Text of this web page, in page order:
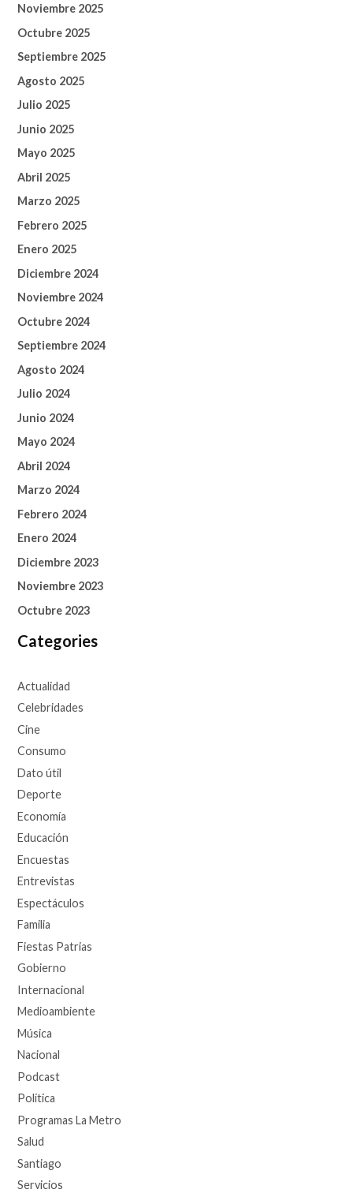
Noviembre 2025
Octubre 2025
Septiembre 2025
Agosto 2025
Julio 2025
Junio 2025
Mayo 2025
Abril 2025
Marzo 2025
Febrero 2025
Enero 2025
Diciembre 2024
Noviembre 2024
Octubre 2024
Septiembre 2024
Agosto 2024
Julio 2024
Junio 2024
Mayo 2024
Abril 2024
Marzo 2024
Febrero 2024
Enero 2024
Diciembre 2023
Noviembre 2023
Octubre 2023
Categories
Actualidad
Celebridades
Cine
Consumo
Dato útil
Deporte
Economía
Educación
Encuestas
Entrevistas
Espectáculos
Familia
Fiestas Patrias
Gobierno
Internacional
Medioambiente
Música
Nacional
Podcast
Política
Programas La Metro
Salud
Santiago
Servicios